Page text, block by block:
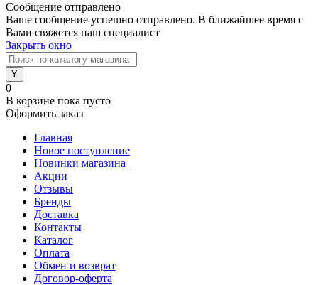
Сообщение отправлено
Ваше сообщение успешно отправлено. В ближайшее время с
Вами свяжется наш специалист
Закрыть окно
0
В корзине пока пусто
Оформить заказ
Главная
Новое поступление
Новинки магазина
Акции
Отзывы
Бренды
Доставка
Контакты
Каталог
Оплата
Обмен и возврат
Договор-оферта